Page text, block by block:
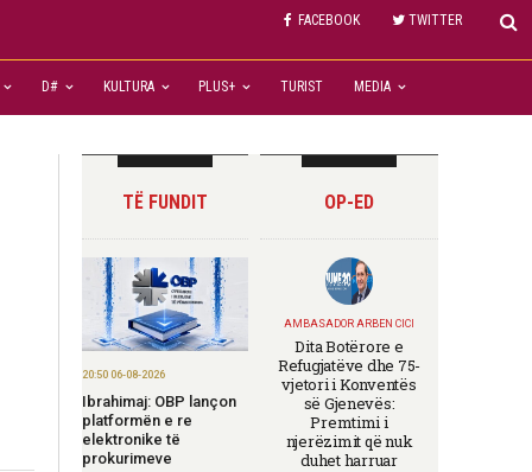
FACEBOOK TWITTER
D# KULTURA PLUS+ TURIST MEDIA
TË FUNDIT
20:50 06-08-2026
Ibrahimaj: OBP lançon
platformën e re
elektronike të
prokurimeve
OP-ED
AMBASADOR ARBEN CICI
Dita Botërore e
Refugjatëve dhe 75-
vjetori i Konventës
së Gjenevës:
Premtimi i
njerëzimit që nuk
duhet harruar